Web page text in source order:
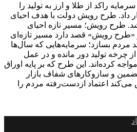
راکد از طلا و ارز به تولید را
داد. طرح رویش دولت با هدف احیای
طرح رویش؛ مسیر تازه احیای
«طرح رویش» قصد دارد مسیر تازه‌ای
مردم بسازد؛ سرمایه‌هایی که سال‌ها
چرخه تولید دور مانده و در عمل
مواجه کرده‌اند. این طرح که بر پایه اوراق
و سازوکارهای شفاف بازار
اعتماد ازدست‌رفته مردم را